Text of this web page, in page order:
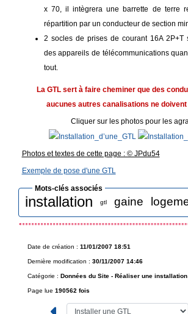
x 70, il intègrera une barrette de terre
répartition par un conducteur de section
2 socles de prises de courant 16A 2P+T
des appareils de télécommunications
tout.
La GTL sert à faire cheminer que des
aucunes autres canalisations ne doivent
Cliquer sur les photos pour les
Photos et textes de cette page : © JPdu54
Exemple de pose d'une GTL
Mots-clés associés
installation gtl gaine
Date de création : 11/01/2007 18:51
Dernière modification : 30/11/2007 14:46
Catégorie : Données du Site - Réaliser une installation
Page lue 190562 fois